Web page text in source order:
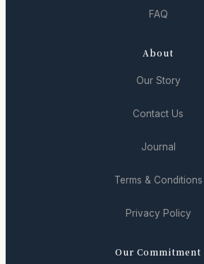
FAQ
About
Our Story
Contact Us
Journal
Terms & Conditions
Privacy Policy
Our Commitment